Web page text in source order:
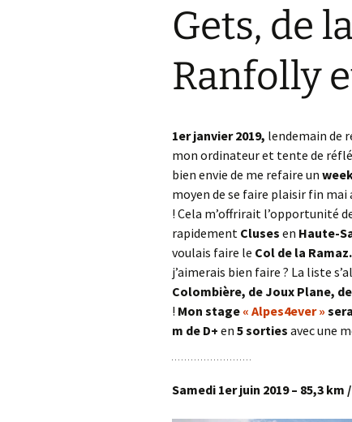
Col de la
l’Ormeau
Col de la
Col du
Cols de
Mialle – de
Gets, de
Ranfolly
1er janvier 2019, lendemain de
mon ordinateur et tente de
bien envie de me refaire un
moyen de se faire plaisir fin mai
! Cela m’offrirait l’opportunité
rapidement Cluses en Haute-
voulais faire le Col de la Ramaz.
j’aimerais bien faire ? La liste
Colombière, de Joux Plane,
! Mon stage « Alpes4ever »
m de D+ en 5 sorties avec une
Samedi 1er juin 2019 – 85,3 km